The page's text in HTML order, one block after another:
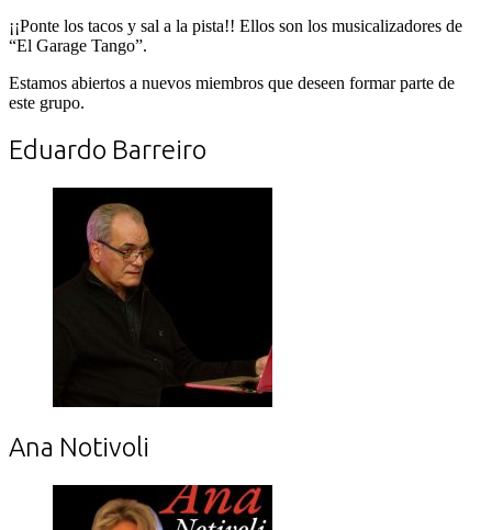
¡¡Ponte los tacos y sal a la pista!! Ellos son los musicalizadores de
“El Garage Tango”.
Estamos abiertos a nuevos miembros que deseen formar parte de
este grupo.
Eduardo Barreiro
Ana Notivoli